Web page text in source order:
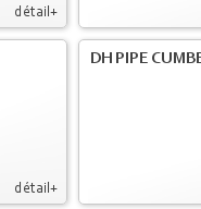
détail+
détail+
DH PIPE